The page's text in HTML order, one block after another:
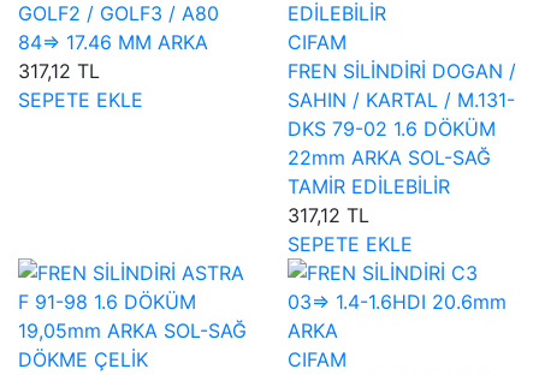
GOLF2 / GOLF3 / A80
84=> 17.46 MM ARKA
317,12 TL
SEPETE EKLE
CIFAM
FREN SİLİNDİRİ DOGAN /
SAHIN / KARTAL / M.131-
DKS 79-02 1.6 DÖKÜM
22mm ARKA SOL-SAĞ
TAMİR EDİLEBİLİR
317,12 TL
SEPETE EKLE
CIFAM